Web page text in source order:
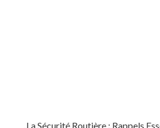
La Sécurité Routière : Rappels